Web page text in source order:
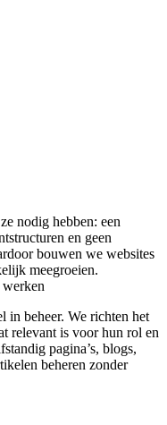
nodig hebben: een
en geen
bouwen we websites
meegroeien.
in beheer. We richten het
relevant is voor hun rol en
pagina’s, blogs,
beheren zonder